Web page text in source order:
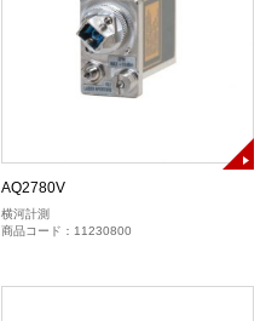
AQ2780V
横河計測
商品コード：11230800